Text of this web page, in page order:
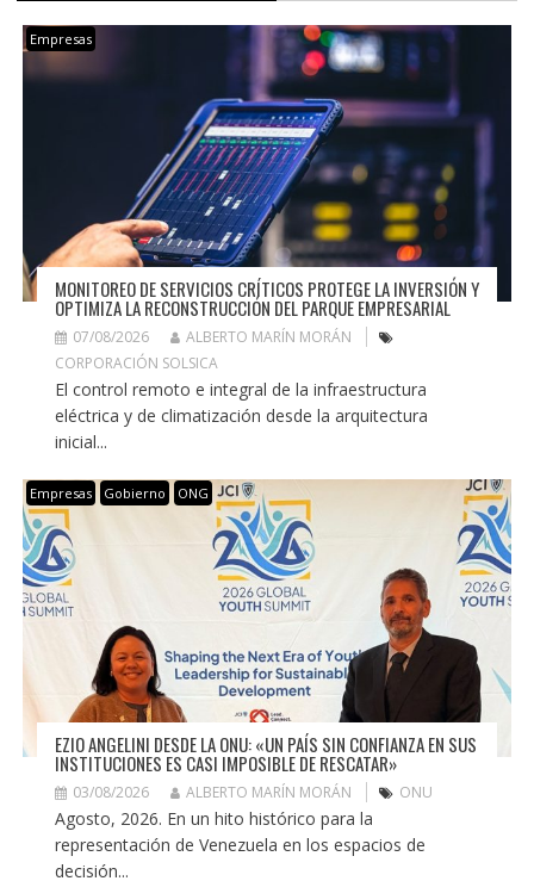
Empresas
MONITOREO DE SERVICIOS CRÍTICOS PROTEGE LA INVERSIÓN Y
OPTIMIZA LA RECONSTRUCCIÓN DEL PARQUE EMPRESARIAL
07/08/2026
ALBERTO MARÍN MORÁN
CORPORACIÓN SOLSICA
El control remoto e integral de la infraestructura
eléctrica y de climatización desde la arquitectura
inicial...
Empresas Gobierno ONG
EZIO ANGELINI DESDE LA ONU: «UN PAÍS SIN CONFIANZA EN SUS
INSTITUCIONES ES CASI IMPOSIBLE DE RESCATAR»
03/08/2026 ALBERTO MARÍN MORÁN ONU
Agosto, 2026. En un hito histórico para la
representación de Venezuela en los espacios de
decisión...